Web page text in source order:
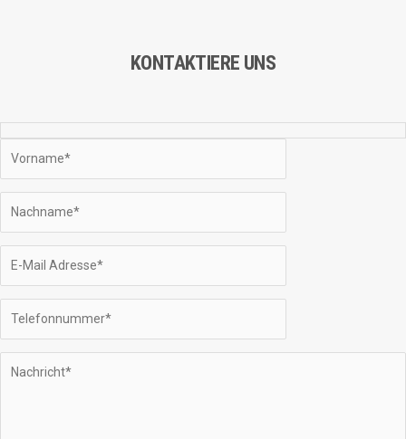
KONTAKTIERE UNS